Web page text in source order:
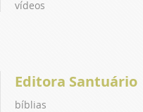
vídeos
Editora Santuário
bíblias